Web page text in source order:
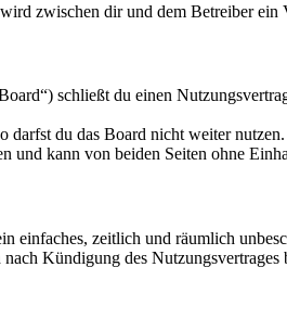
zwischen dir und dem Betreiber ein
schließt du einen
darfst du das Board nicht weiter
und kann von beiden Seiten ohne
einfaches, zeitlich und räumlich
Kündigung des Nutzungsvertrages